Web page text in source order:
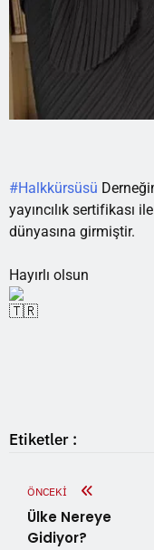
#Halkkürsüsü
yayıncılık sertifikası
dünyasına girmiştir.
Hayırlı olsun
Etiketler :
ÖNCEKI
Ülke Nereye
Gidiyor?